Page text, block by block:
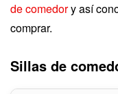
de comedory así
comprar.
Sillas de